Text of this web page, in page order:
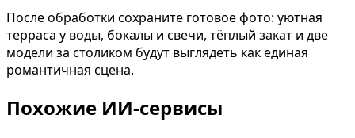
После обработки сохраните готовое фото: уютная
терраса у воды, бокалы и свечи, тёплый закат и две
модели за столиком будут выглядеть как единая
романтичная сцена.
Похожие ИИ-сервисы